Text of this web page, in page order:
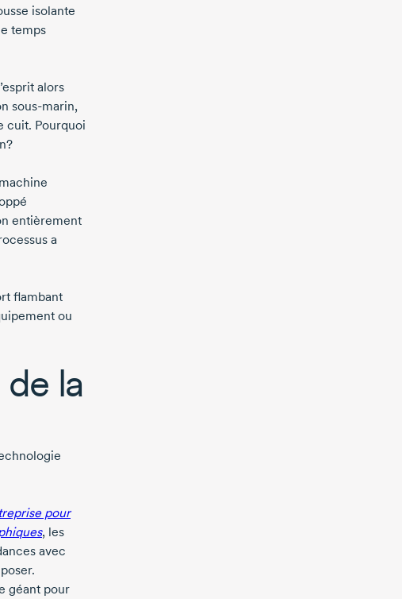
isolante
temps
alors
sous-marin,
cuit. Pourquoi
entièrement
a
flambant
ou
la
pour
, les
avec
géant pour